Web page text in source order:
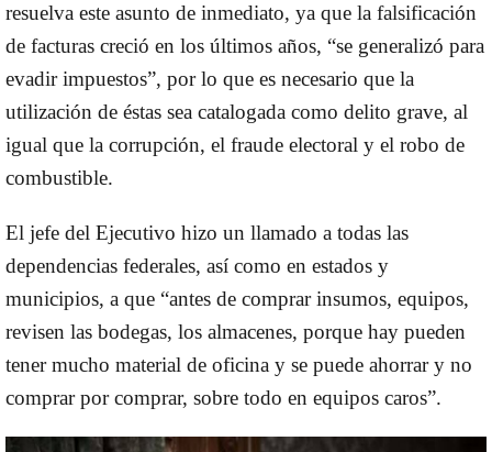
resuelva este asunto de inmediato, ya que la falsificación
de facturas creció en los últimos años, “se generalizó para
evadir impuestos”, por lo que es necesario que la
utilización de éstas sea catalogada como delito grave, al
igual que la corrupción, el fraude electoral y el robo de
combustible.
El jefe del Ejecutivo hizo un llamado a todas las
dependencias federales, así como en estados y
municipios, a que “antes de comprar insumos, equipos,
revisen las bodegas, los almacenes, porque hay pueden
tener mucho material de oficina y se puede ahorrar y no
comprar por comprar, sobre todo en equipos caros”.